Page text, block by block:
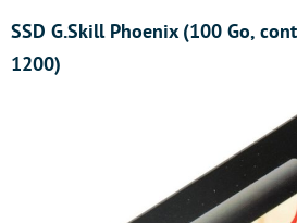
SSD G.Skill Phoenix (100 Go,
1200)